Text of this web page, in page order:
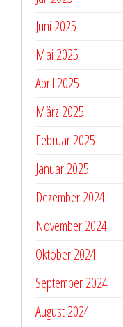
Juni 2025
Mai 2025
April 2025
März 2025
Februar 2025
Januar 2025
Dezember 2024
November 2024
Oktober 2024
September 2024
August 2024